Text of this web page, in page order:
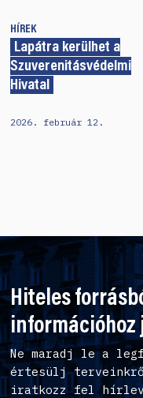
HÍREK
Lapátra kerülhet a
Szuverenitásvédelmi
Hivatal
2026. február 12.
Hiteles
információhoz
Ne maradj le a
értesülj
iratkozz fel